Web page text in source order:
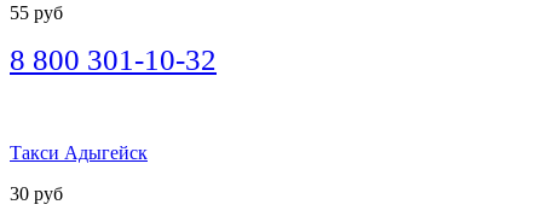
55 руб
8 800 301-10-32
Такси Адыгейск
30 руб